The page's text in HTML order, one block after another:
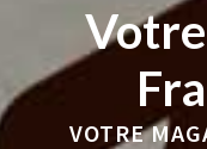
VOTRE